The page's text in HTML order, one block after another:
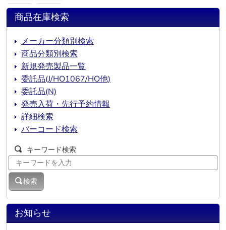
お知らせ
商品在庫検索
メーカー分類別検索
商品分類別検索
新規発売製品一覧
委託品(J/HO1067/HO他)
委託品(N)
発売入荷・先行予約情報
詳細検索
バーコード検索
キーワード検索
検索